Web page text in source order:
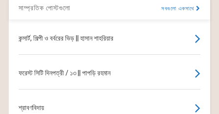
সাম্প্রতিক পোস্টগুলো সবগুলো একসাথে
কন্সার্ট, শিল্পী ও বর্বরের ভিড় || হাসান শাহরিয়ার
ফরেস্ট সিটি দিনপত্রী / ১৩ || পাপড়ি রহমান
শ্রাবণবিদায়